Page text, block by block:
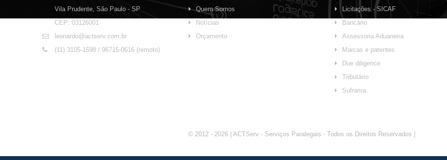
Vila Prudente, São Paulo - SP
CEP: 03126001
leonardo@actserv.com.br
(11) 3105-1598 / 96715-0616 (remoto)
Quem Somos
Notícias
Orçamento
Licitações - SICAF
Bancário
Assessoria Aduaneira
Marcas e patentes
Due diligence
Tributário
Suframa
© 2012 - 2026 | ACTServ - Serviços Paralegais - Todos os Direitos Reservados |